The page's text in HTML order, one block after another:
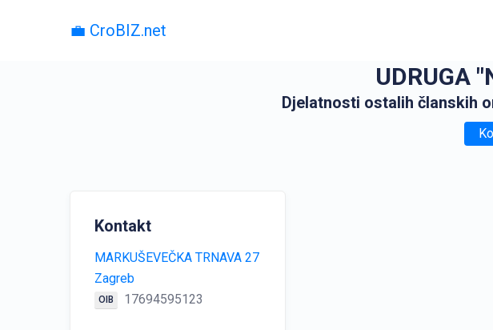
💼 CroBIZ.net
UDRUGA
Djelatnosti ostalih članskih
Kontakt
MARKUŠEVEČKA TRNAVA 27
Zagreb
OIB 17694595123